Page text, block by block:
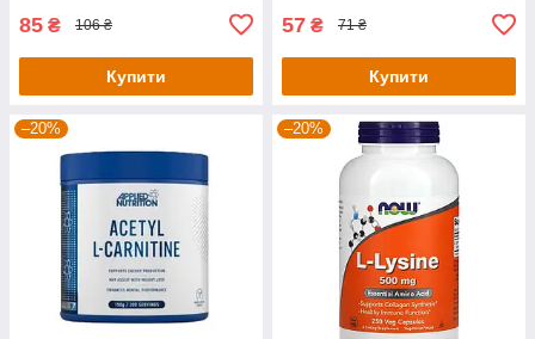
85 ₴ 106 ₴
Купити
57 ₴ 71 ₴
Купити
–20% –20%